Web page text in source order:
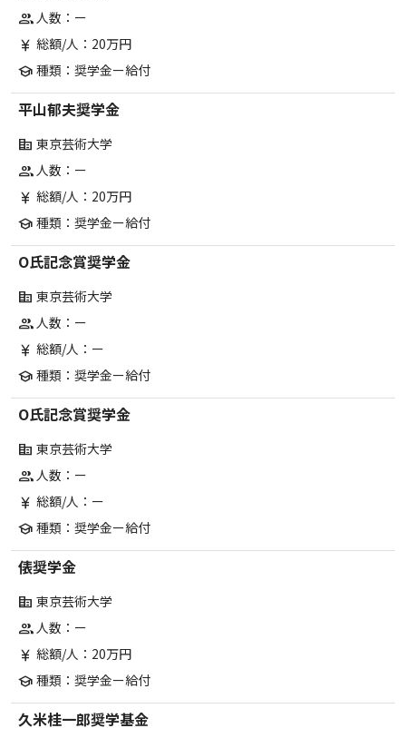
group人数：ー
currency_yen 総額/人：20万円
school 種類：奨学金ー給付
平山郁夫奨学金
corporate_fare 東京芸術大学
group人数：ー
currency_yen 総額/人：20万円
school 種類：奨学金ー給付
O氏記念賞奨学金
corporate_fare 東京芸術大学
group人数：ー
currency_yen 総額/人：ー
school 種類：奨学金ー給付
O氏記念賞奨学金
corporate_fare 東京芸術大学
group人数：ー
currency_yen 総額/人：ー
school 種類：奨学金ー給付
俵奨学金
corporate_fare 東京芸術大学
group人数：ー
currency_yen 総額/人：20万円
school 種類：奨学金ー給付
久米桂一郎奨学基金